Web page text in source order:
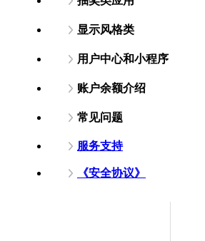
显示风格类
用户中心和小程序
账户余额介绍
常见问题
服务支持
《安全协议》